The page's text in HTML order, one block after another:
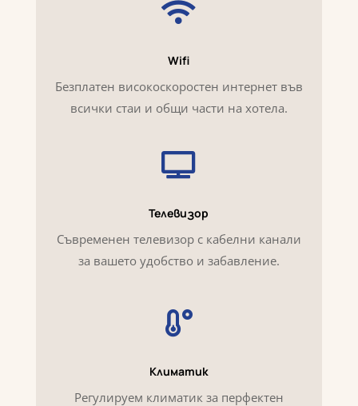

Wifi
Безплатен високоскоростен интернет във
всички стаи и общи части на хотела.

Телевизор
Съвременен телевизор с кабелни канали
за вашето удобство и забавление.

Климатик
Регулируем климатик за перфектен